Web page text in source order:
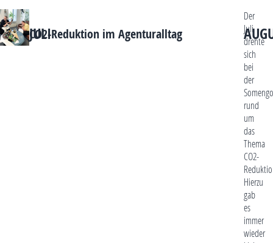
JULI
CO2-Reduktion im Agenturalltag
Der
Juli
drehte
sich
bei
der
Somengo
rund
um
das
Thema
CO2-
Hierzu
gab
es
immer
wieder